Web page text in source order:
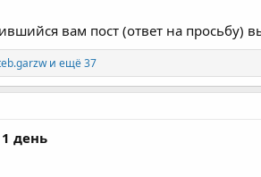
вам пост (ответ на просьбу)
и ещё 37
1 день